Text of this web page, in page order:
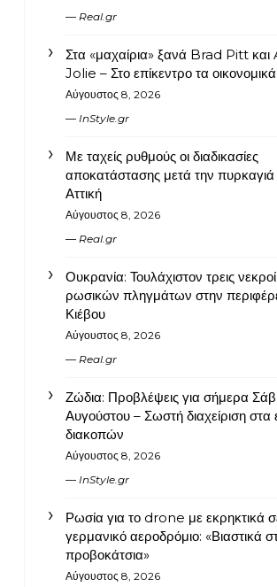
Real.gr
Στα «μαχαίρια» ξανά Brad Pitt
Jolie – Στο επίκεντρο τα
Αύγουστος 8, 2026
InStyle.gr
Με ταχείς ρυθμούς οι διαδικασίες
αποκατάστασης μετά την πυρκαγιά
Αττική
Αύγουστος 8, 2026
Real.gr
Ουκρανία: Τουλάχιστον τρεις νεκροί
ρωσικών πληγμάτων στην
Κιέβου
Αύγουστος 8, 2026
Real.gr
Ζώδια: Προβλέψεις για σήμερα
Αυγούστου – Σωστή διαχείριση στα
διακοπών
Αύγουστος 8, 2026
InStyle.gr
Ρωσία για το drone με εκρηκτικά
γερμανικό αεροδρόμιο: «Βιαστικά
προβοκάτσια»
Αύγουστος 8, 2026